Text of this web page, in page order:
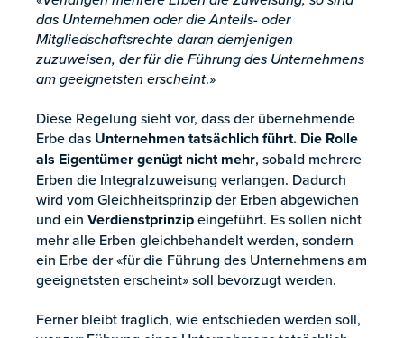
das Unternehmen oder die Anteils- oder
Mitgliedschaftsrechte daran demjenigen
zuzuweisen, der für die Führung des Unternehmens
am geeignetsten erscheint.»
Diese Regelung sieht vor, dass der übernehmende
Erbe das Unternehmen tatsächlich führt. Die Rolle
als Eigentümer genügt nicht mehr, sobald mehrere
Erben die Integralzuweisung verlangen. Dadurch
wird vom Gleichheitsprinzip der Erben abgewichen
und ein Verdienstprinzipeingeführt. Es sollen nicht
mehr alle Erben gleichbehandelt werden, sondern
ein Erbe der «für die Führung des Unternehmens am
geeignetsten erscheint» soll bevorzugt werden.
Ferner bleibt fraglich, wie entschieden werden soll,